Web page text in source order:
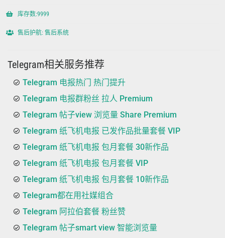
库存数:9999
售后护航: 售后系统
Telegram相关服务推荐
Telegram 电报热门 热门提升
Telegram 电报群粉丝 拉人 Premium
Telegram 帖子view 浏览量 Share Premium
Telegram 纸飞机电报 已发作品批量套餐 VIP
Telegram 纸飞机电报 包月套餐 30新作品
Telegram 纸飞机电报 包月套餐 VIP
Telegram 纸飞机电报 包月套餐 10新作品
Telegram都在用社媒组合
Telegram 阿拉伯套餐 粉丝赞
Telegram 帖子smart view 智能浏览量